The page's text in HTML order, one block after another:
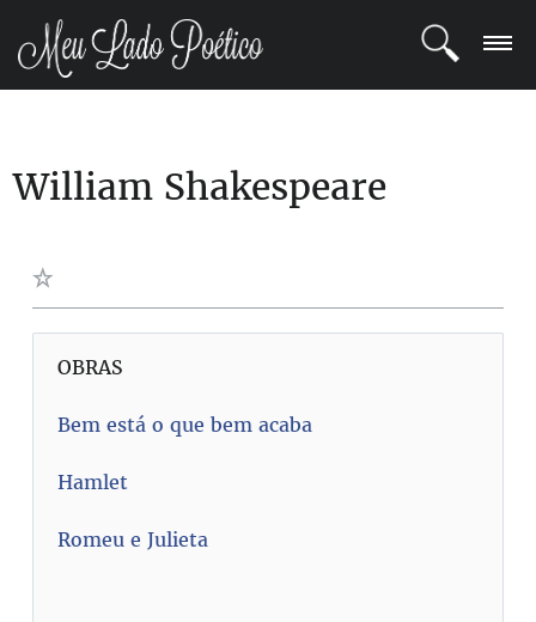
REGISTRO
COMUNIDADE
William Shakespeare
OBRAS
Bem está o que bem acaba
Hamlet
Romeu e Julieta